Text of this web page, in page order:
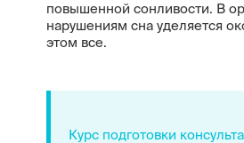
повышенной сонливости. В
нарушениям сна уделяется
этом все.
Курс подготовки